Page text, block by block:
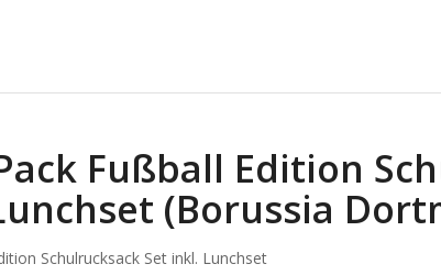
Fußball Edition
(Borussia
Schulrucksack Set inkl. Lunchset